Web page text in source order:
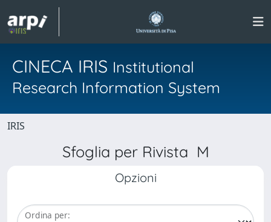
CINECA IRIS Institutional
Research Information System
IRIS
Sfoglia per Rivista M
Opzioni
Ordina per: